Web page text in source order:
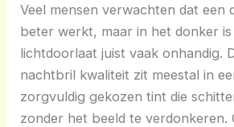
Veel mensen verwachten dat een
beter werkt, maar in het donker is
lichtdoorlaat juist vaak onhandig.
nachtbril kwaliteit zit meestal in
zorgvuldig gekozen tint die
zonder het beeld te verdonkeren.